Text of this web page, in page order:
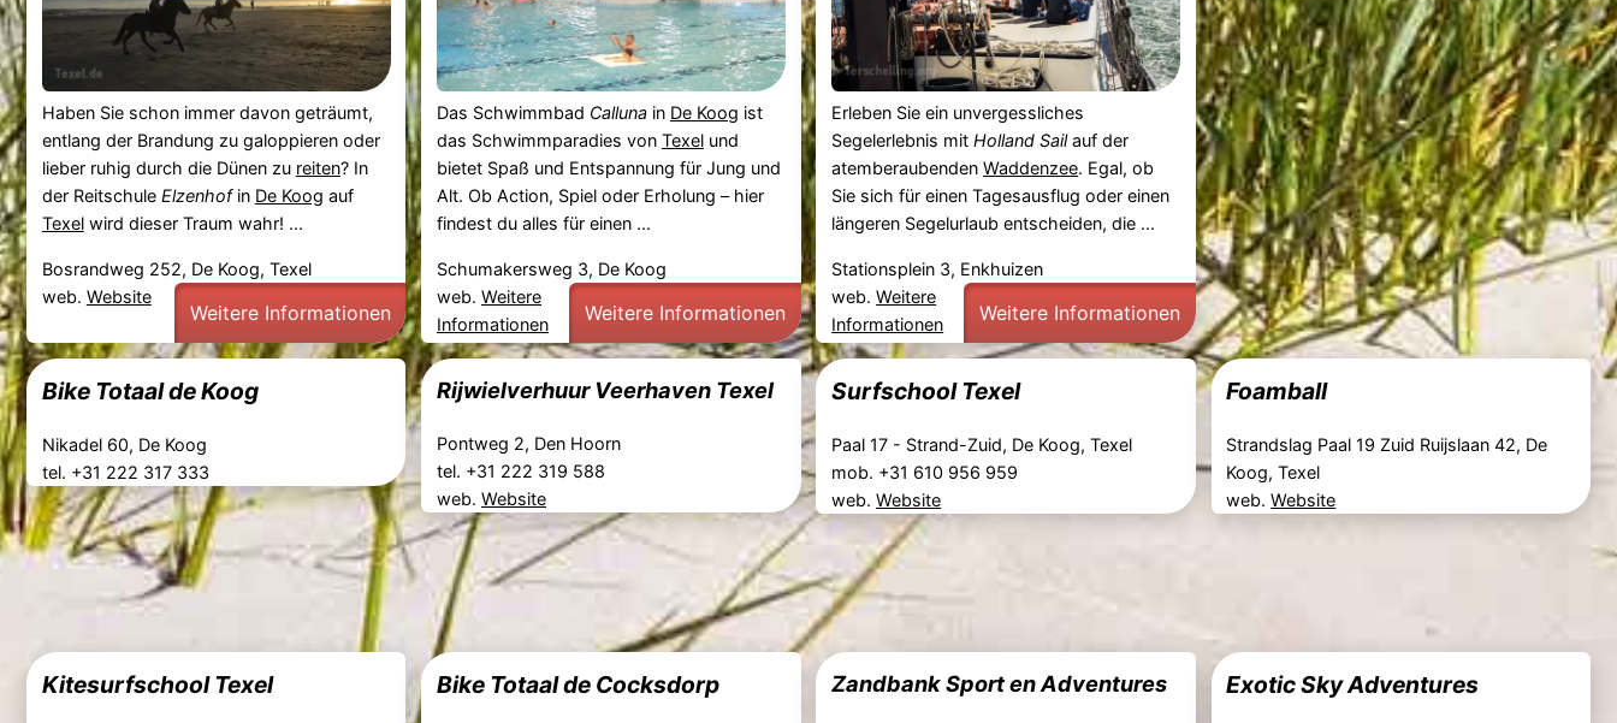
Haben Sie schon immer davon geträumt,
entlang der Brandung zu galoppieren oder
lieber ruhig durch die Dünen zu reiten? In
der Reitschule Elzenhofin De Koog auf
Texelwird dieser Traum wahr! ...
Bosrandweg 252, De Koog, Texel
web. Website
Weitere Informationen
Das Schwimmbad Callunain De Koog ist
das Schwimmparadies von Texelund
bietet Spaß und Entspannung für Jung und
Alt. Ob Action, Spiel oder Erholung – hier
findest du alles für einen ...
Schumakersweg 3, De Koog
web. Weitere
Informationen
Weitere Informationen
Erleben Sie ein unvergessliches
Segelerlebnis mitHolland Sailauf der
atemberaubendenWaddenzee. Egal, ob
Sie sich für einen Tagesausflug oder einen
längeren Segelurlaub entscheiden, die ...
Stationsplein 3, Enkhuizen
web.Weitere
Informationen
Weitere Informationen
Bike Totaal de Koog
Nikadel 60, De Koog
tel. +31 222 317 333
Rijwielverhuur Veerhaven Texel
Pontweg 2, Den Hoorn
tel. +31 222 319 588
web. Website
Surfschool Texel
Paal 17 - Strand-Zuid, De Koog, Texel
mob. +31 610 956 959
web.Website
Foamball
Strandslag Paal 19 Zuid Ruijslaan 42, De
Koog, Texel
web.Website
Kitesurfschool Texel Bike Totaal de Cocksdorp Zandbank Sport en Adventures Exotic Sky Adventures